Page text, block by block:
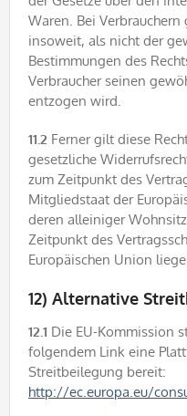
Waren. Bei
insoweit, als nicht der
Bestimmungen des
Verbraucher seinen
entzogen wird.
11.2 Ferner gilt diese
gesetzliche
zum Zeitpunkt des
Mitgliedstaat der
deren alleiniger
Zeitpunkt des
Europäischen Union
12) Alternative
12.1 Die EU-Kommission
folgendem Link eine
Streitbeilegung bereit:
http://ec.europa.eu/